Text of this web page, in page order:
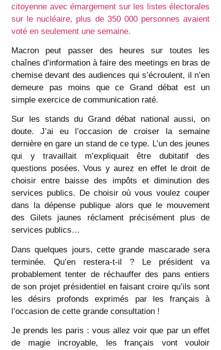
citoyenne avec émargement sur les listes électorales
sur le nucléaire, plus de 350 000 personnes avaient
voté en seulement une semaine.
Macron peut passer des heures sur toutes les
chaînes d’information à faire des meetings en bras de
chemise devant des audiences qui s’écroulent, il n’en
demeure pas moins que ce Grand débat est un
simple exercice de communication raté.
Sur les stands du Grand débat national aussi, on
doute. J’ai eu l’occasion de croiser la semaine
dernière en gare un stand de ce type. L’un des jeunes
qui y travaillait m’expliquait être dubitatif des
questions posées. Vous y aurez en effet le droit de
choisir entre baisse des impôts et diminution des
services publics. De choisir où vous voulez couper
dans la dépense publique alors que le mouvement
des Gilets jaunes réclament précisément plus de
services publics…
Dans quelques jours, cette grande mascarade sera
terminée. Qu’en restera-t-il ? Le président va
probablement tenter de réchauffer des pans entiers
de son projet présidentiel en faisant croire qu’ils sont
les désirs profonds exprimés par les français à
l’occasion de cette grande consultation !
Je prends les paris : vous allez voir que par un effet
de magie incroyable, les français vont vouloir